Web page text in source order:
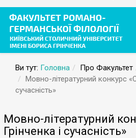
Ви тут: Головна Про Факультет
Мовно-літературний конкурс
сучасність»
Мовно-літературний
Грінченка і сучасність»